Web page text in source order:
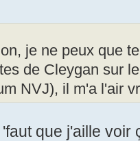
je ne peux que
de Cleygan sur
NVJ), il m'a l'air
que j'aille voir